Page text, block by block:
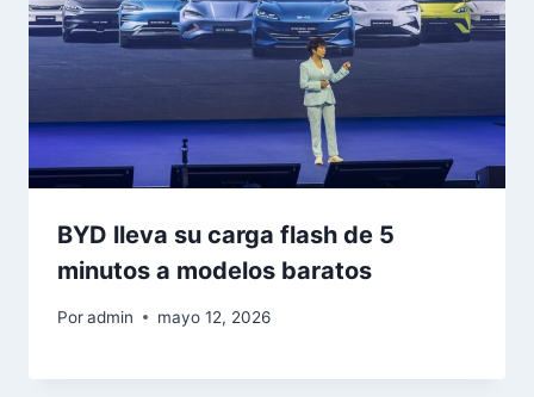
BYD lleva su carga flash de 5
minutos a modelos baratos
Poradmin mayo 12, 2026